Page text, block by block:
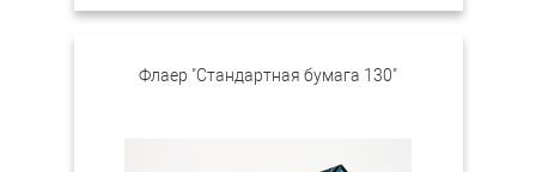
Флаер "Стандартная бумага 130"